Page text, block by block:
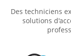
Des techniciens
solutions